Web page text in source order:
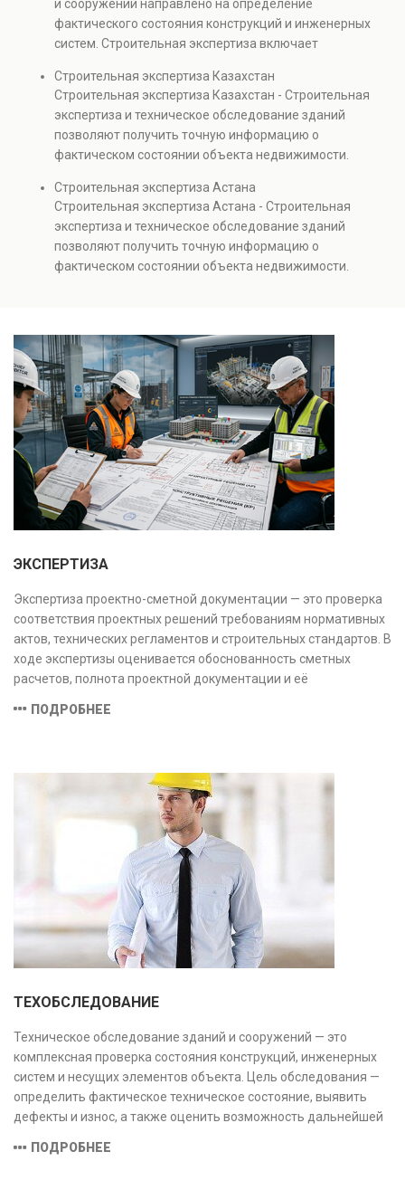
капитальном ремонте и реконструкции объектов, а
также при судебных разбирательствах и технических
проверках.
и сооружений направлено на определение
фактического состояния конструкций и инженерных
систем. Строительная экспертиза включает
элементов и оценку эксплуатационной безопасности.
Услуга востребована при покупке недвижимости,
капитальном ремонте и реконструкции объектов, а
также при судебных разбирательствах и технических
проверках.
Строительная экспертиза Казахстан
Строительная экспертиза Казахстан - Строительная
экспертиза и техническое обследование зданий
позволяют получить точную информацию о
фактическом состоянии объекта недвижимости.
инженерных систем с выявлением скрытых дефектов
и нарушений. Услуга используется для проверки
качества строительства, подготовки к реконструкции,
оценки рисков и судебных разбирательств.
Результатом является официальное техническое
Строительная экспертиза Астана
Строительная экспертиза Астана - Строительная
экспертиза и техническое обследование зданий
позволяют получить точную информацию о
фактическом состоянии объекта недвижимости.
качества строительства, подготовки к реконструкции,
оценки рисков и судебных разбирательств.
Результатом является официальное техническое
заключение, имеющее юридическую силу.
ЭКСПЕРТИЗА
Экспертиза проектно-сметной документации — это проверка
соответствия проектных решений требованиям нормативных
актов, технических регламентов и строительных стандартов. В
ходе экспертизы оценивается обоснованность сметных
расчетов, полнота проектной документации и её
предотвратить ошибки на этапе строительства и
ПОДРОБНЕЕ
ТЕХОБСЛЕДОВАНИЕ
Техническое обследование зданий и сооружений — это
комплексная проверка состояния конструкций, инженерных
систем и несущих элементов объекта. Цель обследования —
определить фактическое техническое состояние, выявить
дефекты и износ, а также оценить возможность дальнейшей
ПОДРОБНЕЕ